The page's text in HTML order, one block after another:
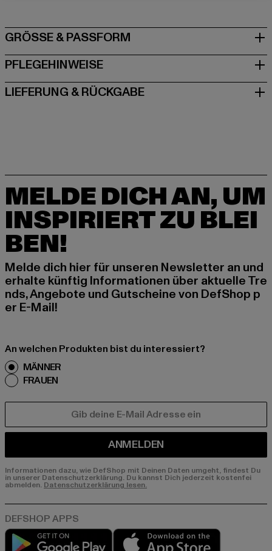
GRÖSSE & PASSFORM
PFLEGEHINWEISE
LIEFERUNG & RÜCKGABE
MELDE DICH AN, UM
INSPIRIERT ZU BLEI
BEN!
Melde dich hier für unseren Newsletter an und
erhalte künftig Informationen über aktuelle Tre
nds, Angebote und Gutscheine von DefShop p
er E-Mail!
An welchen Produkten bist du interessiert?
MÄNNER
FRAUEN
ANMELDEN
Informationen dazu, wie DefShop mit Deinen Daten umgeht, findest Du
in unserer Datenschutzerklärung. Du kannst Dich jederzeit kostenfei
abmelden. Datenschutzerklärung lesen.
Play market